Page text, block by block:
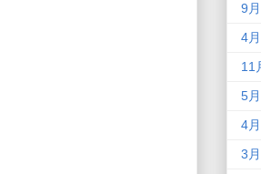
9
4
11
5
4
3